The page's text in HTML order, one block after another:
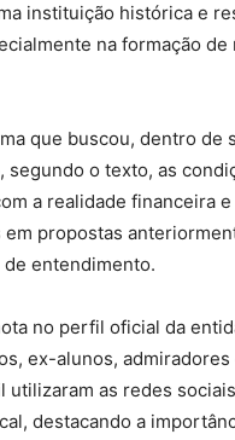
instituição histórica e
na formação
que buscou, dentro
segundo o texto, as
a realidade financeira
em propostas
entendimento.
no perfil oficial da
ex-alunos,
utilizaram as redes
destacando a